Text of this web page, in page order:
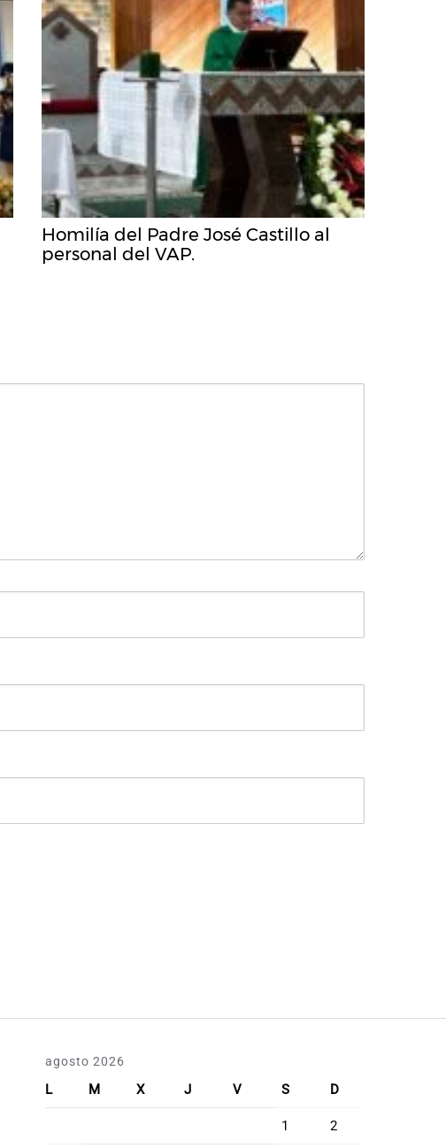
Homilía del Padre José Castillo al
personal del VAP.
agosto 2026
L M X J V S D
1 2